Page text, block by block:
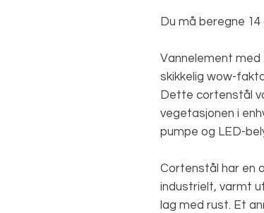
Du må beregne
Vannelement
skikkelig wow-
Dette cortenstål
vegetasjonen i
pumpe og LED-
Cortenstål har en
industrielt, varmt
lag med rust. Et